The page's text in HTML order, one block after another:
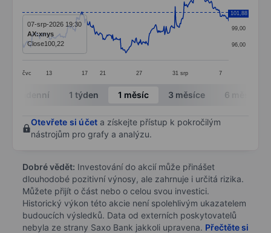
Line chart with 298 data points.
The chart has 1 X axis displaying categories.
The chart has 1 Y axis displaying values. Data ranges
čvc 13 17 21 27 31 srp 7
96,00
99,00
102,00
101,88
07-srp-2026 19:30
AX:xnys
Close100,22
End of interactive chart.
Intradenní 1 týden 1 měsíc 3 měsíce 6 měsíců
Otevřete si účet a získejte přístup k pokročilým
nástrojům pro grafy a analýzu.
Dobré vědět: Investování do akcií může přinášet
dlouhodobé pozitivní výnosy, ale zahrnuje i určitá rizika.
Můžete přijít o část nebo o celou svou investici.
Historický výkon této akcie není spolehlivým ukazatelem
budoucích výsledků. Data od externích poskytovatelů
nebyla ze strany Saxo Bank jakkoli upravena. Přečtěte si